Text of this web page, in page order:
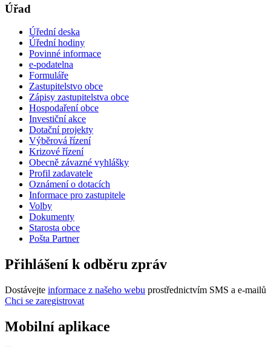
Úřad
Úřední deska
Úřední hodiny
Povinné informace
e-podatelna
Formuláře
Zastupitelstvo obce
Zápisy zastupitelstva obce
Hospodaření obce
Investiční akce
Dotační projekty
Výběrová řízení
Krizové řízení
Obecně závazné vyhlášky
Profil zadavatele
Oznámení o dotacích
Informace pro zastupitele
Volby
Dokumenty
Starosta obce
Pošta Partner
Přihlášení k odběru zpráv
Dostávejte informace z našeho webu prostřednictvím SMS a e-mailů
Chci se zaregistrovat
Mobilní aplikace